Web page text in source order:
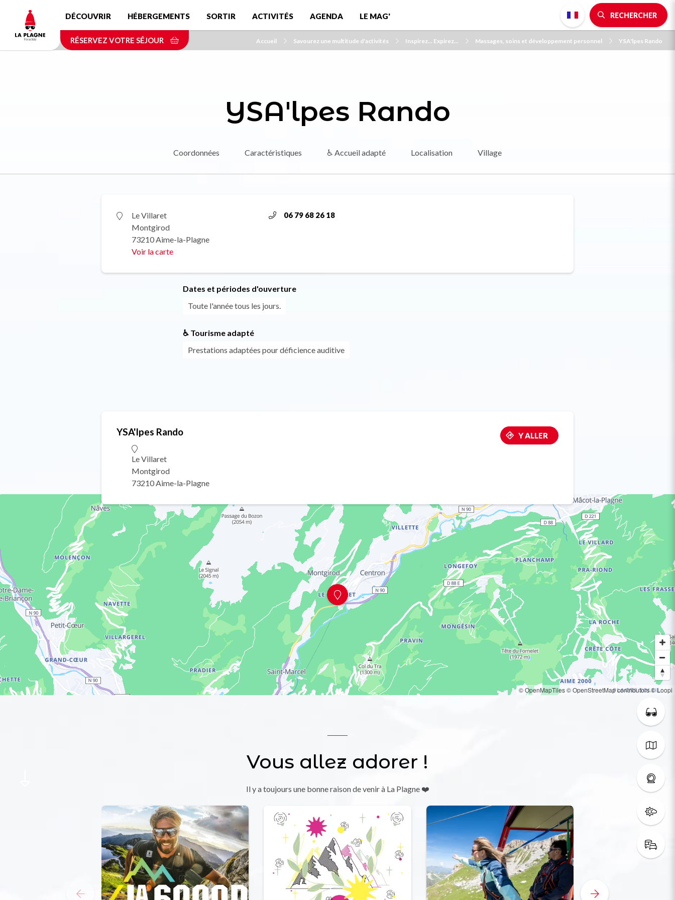
contenu
principal
DÉCOUVRIR HÉBERGEMENTS SORTIR ACTIVITÉS AGENDA LE MAG' RECHERCHER
RÉSERVEZ VOTRE SÉJOUR Accueil Savourez une multitude d'activités Inspirez... Expirez... Massages, soins et développement personnel YSA'lpes Rando
YSA'lpes Rando
Coordonnées Caractéristiques ♿ Accueil adapté Localisation Village
Le Villaret
Montgirod
73210 Aime-la-Plagne
Voir la carte
06 79 68 26 18
Dates et périodes d'ouverture
Toute l'année tous les jours.
♿ Tourisme adapté
Prestations adaptées pour déficience auditive
YSA'lpes Rando
Le Villaret
Montgirod
73210 Aime-la-Plagne
Y ALLER
© OpenMapTiles© OpenStreetMap contributors© Loopi
Vous allez adorer !
Il y a toujours une bonne raison de venir à La Plagne ❤️